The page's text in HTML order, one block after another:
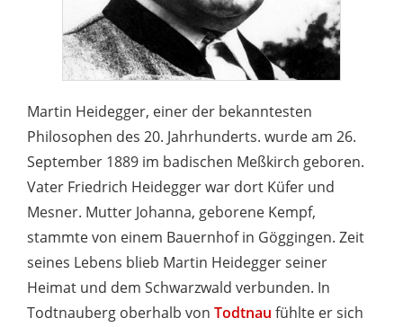
Martin Heidegger, einer der bekanntesten
Philosophen des 20. Jahrhunderts. wurde am 26.
September 1889 im badischen Meßkirch geboren.
Vater Friedrich Heidegger war dort Küfer und
Mesner. Mutter Johanna, geborene Kempf,
stammte von einem Bauernhof in Göggingen. Zeit
seines Lebens blieb Martin Heidegger seiner
Heimat und dem Schwarzwald verbunden. In
Todtnauberg oberhalb von Todtnau fühlte er sich